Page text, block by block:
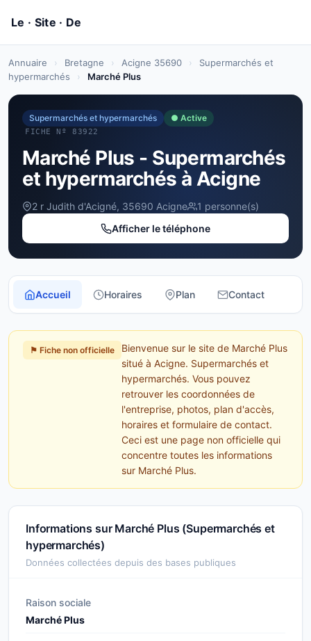
Annuaire › Bretagne › Acigne 35690 ›
Supermarchés et
hypermarchés
› Marché Plus
Supermarchés et hypermarchés ● Active
FICHE Nº 83922
Marché Plus - Supermarchés
et hypermarchés à Acigne
2 r Judith d'Acigné, 35690 Acigne
1 personne(s)
Afficher le téléphone
Accueil Horaires Plan Contact
⚑ Fiche non officielle
Bienvenue sur le site de Marché Plus
situé à Acigne. Supermarchés et
hypermarchés. Vous pouvez
retrouver les coordonnées de
l'entreprise, photos, plan d'accès,
horaires et formulaire de contact.
Ceci est une page non officielle qui
concentre toutes les informations
sur Marché Plus.
Informations sur Marché Plus (Supermarchés et
hypermarchés)
Données collectées depuis des bases publiques
Raison sociale
Marché Plus